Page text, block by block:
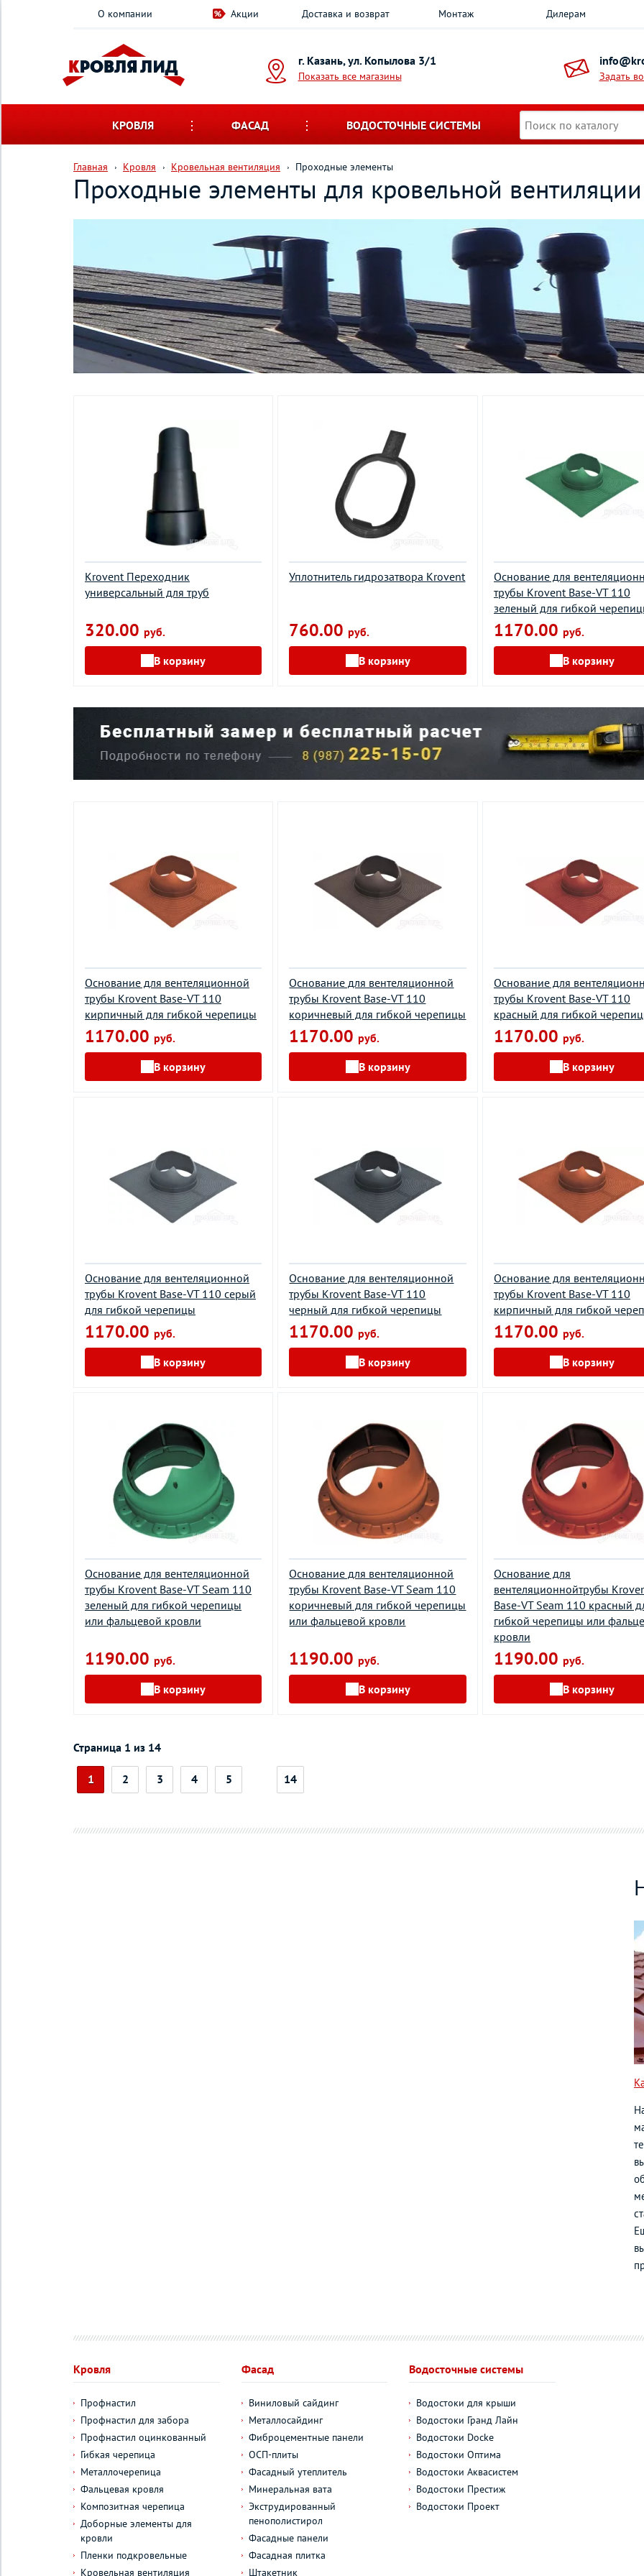
О компании Акции Доставка и возврат Монтаж Дилерам
г. Казань, ул. Копылова 3/1
Показать все магазины Задать
КРОВЛЯ ФАСАД ВОДОСТОЧНЫЕ СИСТЕМЫ
Главная Кровля Кровельная вентиляция Проходные элементы
Проходные элементы для кровельной вентиляции
Krovent Переходник
универсальный для труб
320.00 руб.
В корзину
Уплотнитель гидрозатвора Krovent
760.00руб.
В корзину
Основание для
трубы Krovent Base-VT 110
зеленый для гибкой
1170.00 руб.
В корзину
Основание для вентеляционной
трубы Krovent Base-VT 110
кирпичный для гибкой черепицы
1170.00 руб.
В корзину
Основание для вентеляционной
трубы Krovent Base-VT 110
коричневый для гибкой черепицы
1170.00руб.
В корзину
Основание для
трубы Krovent Base-VT 110
красный для гибкой
1170.00 руб.
В корзину
Основание для вентеляционной
трубы Krovent Base-VT 110 серый
для гибкой черепицы
1170.00 руб.
В корзину
Основание для вентеляционной
трубы Krovent Base-VT 110
черный для гибкой черепицы
1170.00руб.
В корзину
Основание для
трубы Krovent Base-VT 110
кирпичный для гибкой
1170.00 руб.
В корзину
Основание для вентеляционной
трубы Krovent Base-VT Seam 110
зеленый для гибкой черепицы
или фальцевой кровли
1190.00 руб.
В корзину
Основание для вентеляционной
трубы Krovent Base-VT Seam 110
коричневый для гибкой черепицы
или фальцевой кровли
1190.00руб.
В корзину
Основание для
вентеляционнойтрубы
Base-VT Seam 110 красный
гибкой черепицы или
кровли
1190.00 руб.
В корзину
Страница 1 из 14
1 2 3 4 5 14
Кровля
Профнастил
Профнастил для забора
Профнастил оцинкованный
Гибкая черепица
Металлочерепица
Фальцевая кровля
Композитная черепица
Доборные элементы для
кровли
Пленки подкровельные
Кровельная вентиляция
Фасад
Виниловый сайдинг
Металлосайдинг
Фиброцементные панели
ОСП-плиты
Фасадный утеплитель
Минеральная вата
Экструдированный
пенополистирол
Фасадные панели
Фасадная плитка
Штакетник
Водосточные системы
Водостоки для крыши
Водостоки Гранд Лайн
Водостоки Docke
Водостоки Оптима
Водостоки Аквасистем
Водостоки Престиж
Водостоки Проект